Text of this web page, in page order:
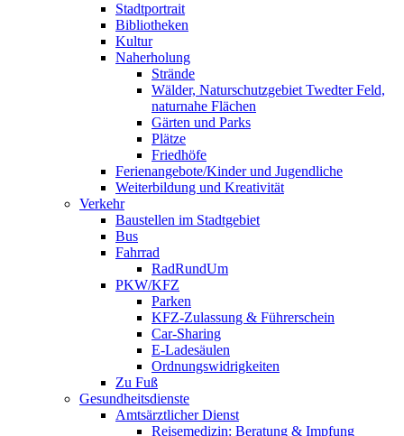
Stadtportrait
Bibliotheken
Kultur
Naherholung
Strände
Wälder, Naturschutzgebiet Twedter Feld,
naturnahe Flächen
Gärten und Parks
Plätze
Friedhöfe
Ferienangebote/Kinder und Jugendliche
Weiterbildung und Kreativität
Verkehr
Baustellen im Stadtgebiet
Bus
Fahrrad
RadRundUm
PKW/KFZ
Parken
KFZ-Zulassung & Führerschein
Car-Sharing
E-Ladesäulen
Ordnungswidrigkeiten
Zu Fuß
Gesundheitsdienste
Amtsärztlicher Dienst
Reisemedizin: Beratung & Impfung